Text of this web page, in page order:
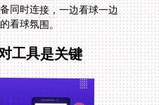
看球氛围。
工具是关键